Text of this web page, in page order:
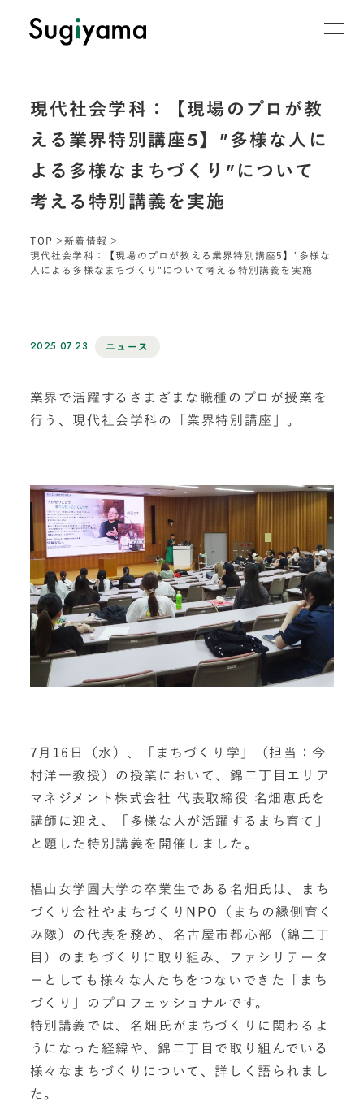
現代社会学科：【現場のプロが教
える業界特別講座5】"多様な人に
よる多様なまちづくり"について
考える特別講義を実施
TOP
新着情報
現代社会学科：【現場のプロが教える業界特別講座5】"多様な
人による多様なまちづくり"について考える特別講義を実施
2025.07.23 ニュース
業界で活躍するさまざまな職種のプロが授業を
行う、現代社会学科の「業界特別講座」。
7月16日（水）、「まちづくり学」（担当：今
村洋一教授）の授業において、錦二丁目エリア
マネジメント株式会社 代表取締役 名畑恵氏を
講師に迎え、「多様な人が活躍するまち育て」
と題した特別講義を開催しました。
椙山女学園大学の卒業生である名畑氏は、まち
づくり会社やまちづくりNPO（まちの縁側育く
み隊）の代表を務め、名古屋市都心部（錦二丁
目）のまちづくりに取り組み、ファシリテータ
ーとしても様々な人たちをつないできた「まち
づくり」のプロフェッショナルです。
特別講義では、名畑氏がまちづくりに関わるよ
うになった経緯や、錦二丁目で取り組んでいる
様々なまちづくりについて、詳しく語られまし
た。